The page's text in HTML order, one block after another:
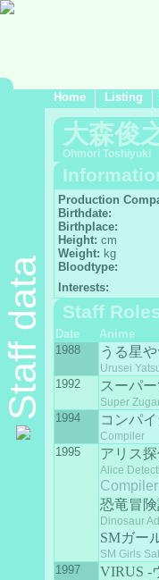
Home Listing
Staff data
大森俊
Ohmori Toshiyuki
Production
Birthdate:
Birthplace:
Height: cm
Weight: kg
Bloodtype:
Interests:
Staff
Date
Anime
1988
うる星
Urusei
1992 スーパ
Super
1994 コンパ
Compiler
1995 アリス
Alice
恐竜冒
Dinosaur
SMガー
SM Girls
1997 VIRUS -